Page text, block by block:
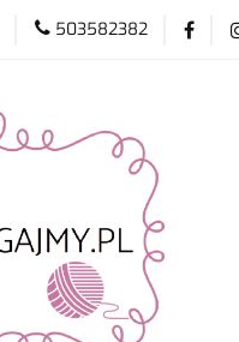
503582382
Włóczki Druty i
Promocje